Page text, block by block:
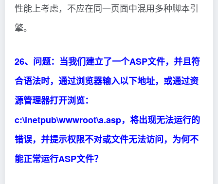
性能上考虑，不应在同一页面中混用多种脚本引
擎。
26、问题：当我们建立了一个ASP文件，并且符
合语法时，通过浏览器输入以下地址，或通过资
源管理器打开浏览：
c:\inetpub\wwwroot\a.asp，将出现无法运行的
错误，并提示权限不对或文件无法访问，为何不
能正常运行ASP文件？